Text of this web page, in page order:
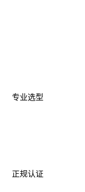
专业选型
正规认证